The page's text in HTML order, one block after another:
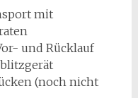
mit
und Rücklauf
(noch nicht